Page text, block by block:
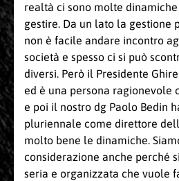
realtà ci sono molte
gestire. Da un lato la gestione
non è facile andare incontro
società e spesso ci si può
diversi. Però il Presidente
ed è una persona ragionevole
e poi il nostro dg Paolo Bedin
pluriennale come direttore
molto bene le dinamiche.
considerazione anche perché
seria e organizzata che vuole